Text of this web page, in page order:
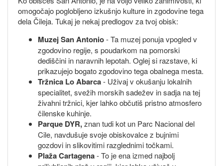
omogočajo poglobljeno izkušnjo kulture in zgodovine tega
dela Čileja. Tukaj je nekaj predlogov za tvoj obisk:
Muzej San Antonio- Ta muzej ponuja vpogled v
zgodovino regije, s poudarkom na pomorski
dediščini in naravnih lepotah. Oglej si razstave, ki
prikazujejo bogato zgodovino tega obalnega mesta.
Tržnica Lo Abarca- Uživaj v okušanju lokalnih
specialitet, svežih morskih sadežev in sadja na tej
živahni tržnici, kjer lahko občutiš pristno atmosfero
čilenske kuhinje.
Parque DYR,znan tudi kot un Parc Nacional del
Cile, navdušuje svoje obiskovalce z bujnimi
gozdovi in slikovitimi razglednimi točkami.
Plaža Cartagena- To je ena izmed najbolj